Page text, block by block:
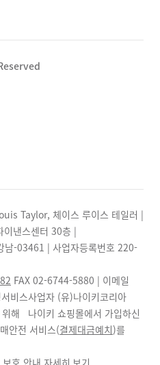
Taylor, 체이스 루이스 테일러 |
이낸스센터 30층 |
남-03461 | 사업자등록번호 220-
FAX 02-6744-5880 | 이메일
비스사업자 (유)나이키코리아
해 나이키 쇼핑몰에서 가입하신
안전 서비스(결제대금예치)를
호 안내 자세히 보기